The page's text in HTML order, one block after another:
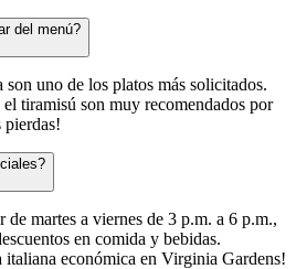
del menú?
uno de los platos más solicitados.
tiramisú son muy recomendados por
pierdas!
martes a viernes de 3 p.m. a 6 p.m.,
en comida y bebidas.
italiana económica en Virginia Gardens!